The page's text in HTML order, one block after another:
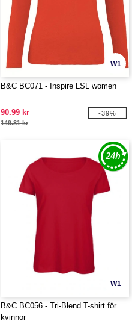
W1
B&C BC071 - Inspire LSL women
90.99 kr
149.81 kr
-39%
W1
B&C BC056 - Tri-Blend T-shirt för
kvinnor